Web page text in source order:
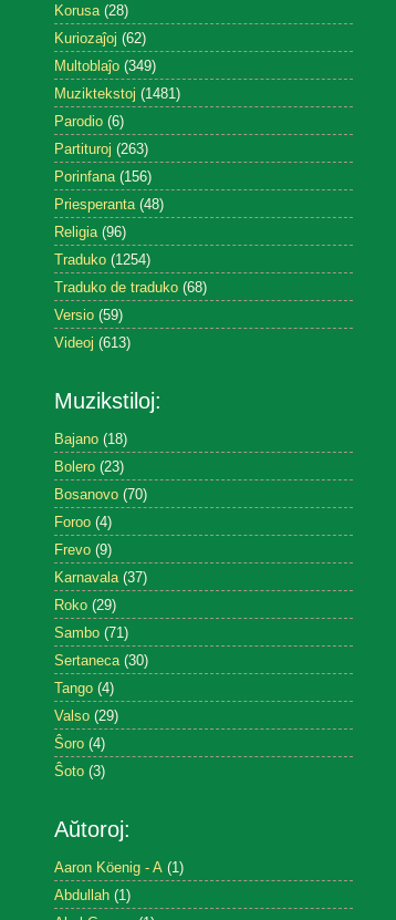
Korusa (28)
Kuriozaĵoj (62)
Multoblaĵo (349)
Muziktekstoj (1481)
Parodio (6)
Partituroj (263)
Porinfana (156)
Priesperanta (48)
Religia (96)
Traduko (1254)
Traduko de traduko (68)
Versio (59)
Videoj (613)
Muzikstiloj:
Bajano (18)
Bolero (23)
Bosanovo (70)
Foroo (4)
Frevo (9)
Karnavala (37)
Roko (29)
Sambo (71)
Sertaneca (30)
Tango (4)
Valso (29)
Ŝoro (4)
Ŝoto (3)
Aŭtoroj:
Aaron Köenig - A (1)
Abdullah (1)